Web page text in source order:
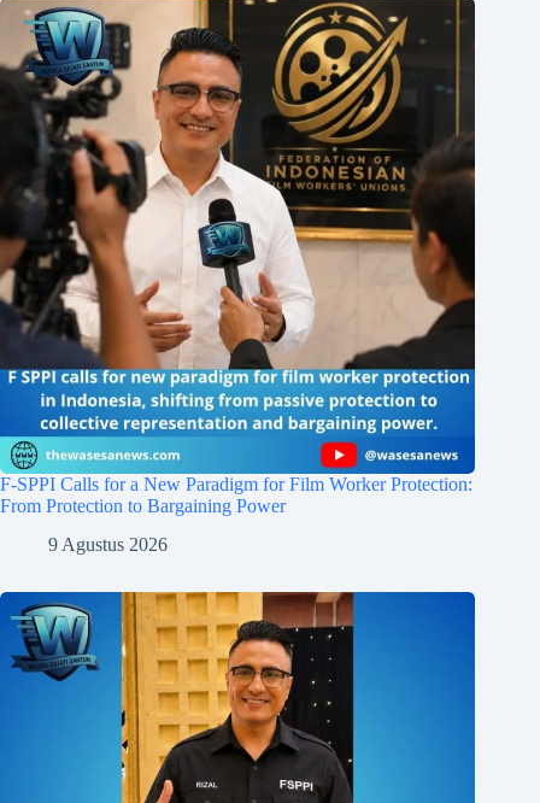
F-SPPI Calls for a New Paradigm for Film Worker Protection:
From Protection to Bargaining Power
9 Agustus 2026